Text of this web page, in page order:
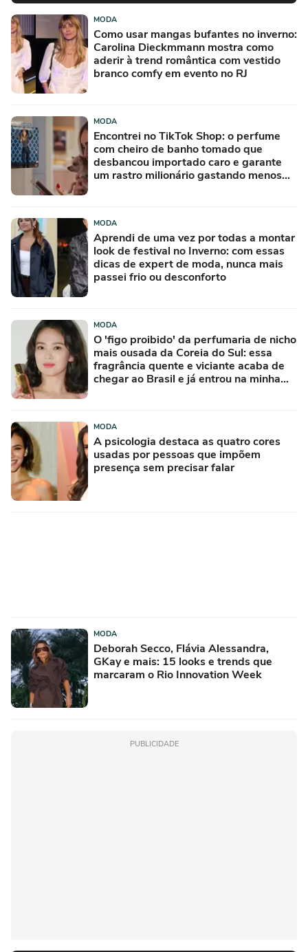
MODA
Como usar mangas bufantes no inverno:
Carolina Dieckmmann mostra como
aderir à trend romântica com vestido
branco comfy em evento no RJ
MODA
Encontrei no TikTok Shop: o perfume
com cheiro de banho tomado que
desbancou importado caro e garante
um rastro milionário gastando menos
MODA
Aprendi de uma vez por todas a montar
look de festival no Inverno: com essas
dicas de expert de moda, nunca mais
passei frio ou desconforto
MODA
O 'figo proibido' da perfumaria de nicho
mais ousada da Coreia do Sul: essa
fragrância quente e viciante acaba de
chegar ao Brasil e já entrou na minha
MODA
A psicologia destaca as quatro cores
usadas por pessoas que impõem
presença sem precisar falar
MODA
Deborah Secco, Flávia Alessandra,
GKay e mais: 15 looks e trends que
marcaram o Rio Innovation Week
PUBLICIDADE